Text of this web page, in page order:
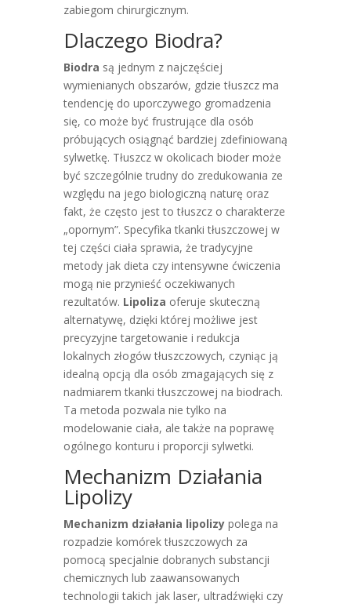
zabiegom chirurgicznym.
Dlaczego Biodra?
Biodra są jednym z najczęściej
wymienianych obszarów, gdzie tłuszcz ma
tendencję do uporczywego gromadzenia
się, co może być frustrujące dla osób
próbujących osiągnąć bardziej zdefiniowaną
sylwetkę. Tłuszcz w okolicach bioder może
być szczególnie trudny do zredukowania ze
względu na jego biologiczną naturę oraz
fakt, że często jest to tłuszcz o charakterze
„opornym”. Specyfika tkanki tłuszczowej w
tej części ciała sprawia, że tradycyjne
metody jak dieta czy intensywne ćwiczenia
mogą nie przynieść oczekiwanych
rezultatów. Lipoliza oferuje skuteczną
alternatywę, dzięki której możliwe jest
precyzyjne targetowanie i redukcja
lokalnych złogów tłuszczowych, czyniąc ją
idealną opcją dla osób zmagających się z
nadmiarem tkanki tłuszczowej na biodrach.
Ta metoda pozwala nie tylko na
modelowanie ciała, ale także na poprawę
ogólnego konturu i proporcji sylwetki.
Mechanizm Działania
Lipolizy
Mechanizm działania lipolizypolega na
rozpadzie komórek tłuszczowych za
pomocą specjalnie dobranych substancji
chemicznych lub zaawansowanych
technologii takich jak laser, ultradźwięki czy